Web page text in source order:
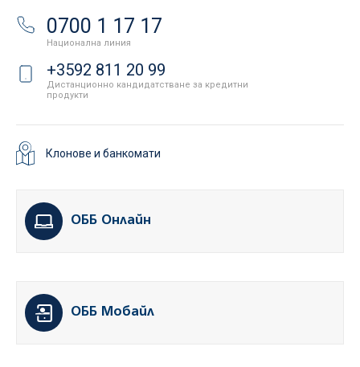
0700 1 17 17
Национална линия
+3592 811 20 99
Дистанционно кандидатстване за кредитни
продукти
Клонове и банкомати
ОББ Онлайн
ОББ Мобайл